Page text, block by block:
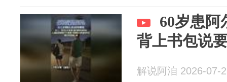
60岁患阿
背上书包说
解说阿洎 2026-07-